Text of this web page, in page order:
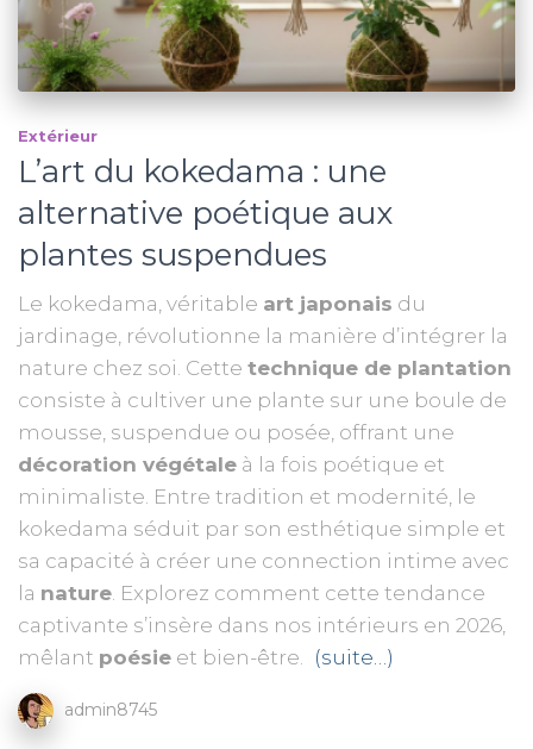
Extérieur
L’art du kokedama : une
alternative poétique aux
plantes suspendues
Le kokedama, véritable art japonais du
jardinage, révolutionne la manière d’intégrer la
nature chez soi. Cette technique de plantation
consiste à cultiver une plante sur une boule de
mousse, suspendue ou posée, offrant une
décoration végétale à la fois poétique et
minimaliste. Entre tradition et modernité, le
kokedama séduit par son esthétique simple et
sa capacité à créer une connection intime avec
la nature . Explorez comment cette tendance
captivante s’insère dans nos intérieurs en 2026,
mêlant poésie et bien-être. (suite…)
admin8745